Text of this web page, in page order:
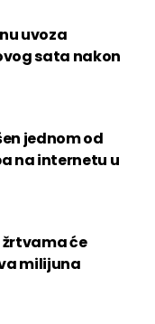
uvoza
sata nakon
jednom od
na internetu u
će
milijuna